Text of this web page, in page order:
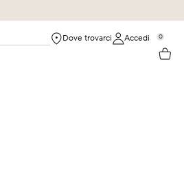
Dove trovarci Accedi 0